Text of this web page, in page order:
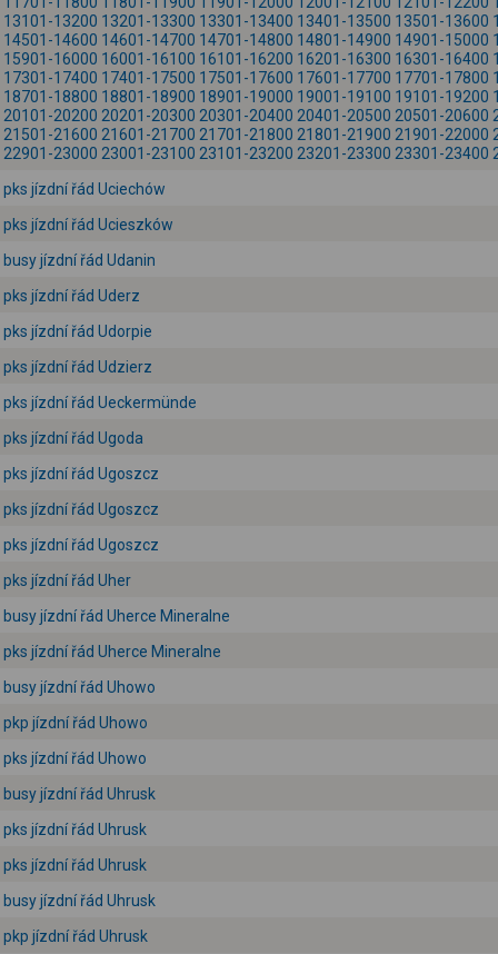
13101-13200 13201-13300 13301-13400 13401-13500 13501-13600
14501-14600 14601-14700 14701-14800 14801-14900 14901-15000
15901-16000 16001-16100 16101-16200 16201-16300 16301-16400
17301-17400 17401-17500 17501-17600 17601-17700 17701-17800
18701-18800 18801-18900 18901-19000 19001-19100 19101-19200
20101-20200 20201-20300 20301-20400 20401-20500 20501-20600
21501-21600 21601-21700 21701-21800 21801-21900 21901-22000
22901-23000 23001-23100 23101-23200 23201-23300 23301-23400
pks jízdní řád Uciechów
pks jízdní řád Ucieszków
busy jízdní řád Udanin
pks jízdní řád Uderz
pks jízdní řád Udorpie
pks jízdní řád Udzierz
pks jízdní řád Ueckermünde
pks jízdní řád Ugoda
pks jízdní řád Ugoszcz
pks jízdní řád Ugoszcz
pks jízdní řád Ugoszcz
pks jízdní řád Uher
busy jízdní řád Uherce Mineralne
pks jízdní řád Uherce Mineralne
busy jízdní řád Uhowo
pkp jízdní řád Uhowo
pks jízdní řád Uhowo
busy jízdní řád Uhrusk
pks jízdní řád Uhrusk
pks jízdní řád Uhrusk
busy jízdní řád Uhrusk
pkp jízdní řád Uhrusk